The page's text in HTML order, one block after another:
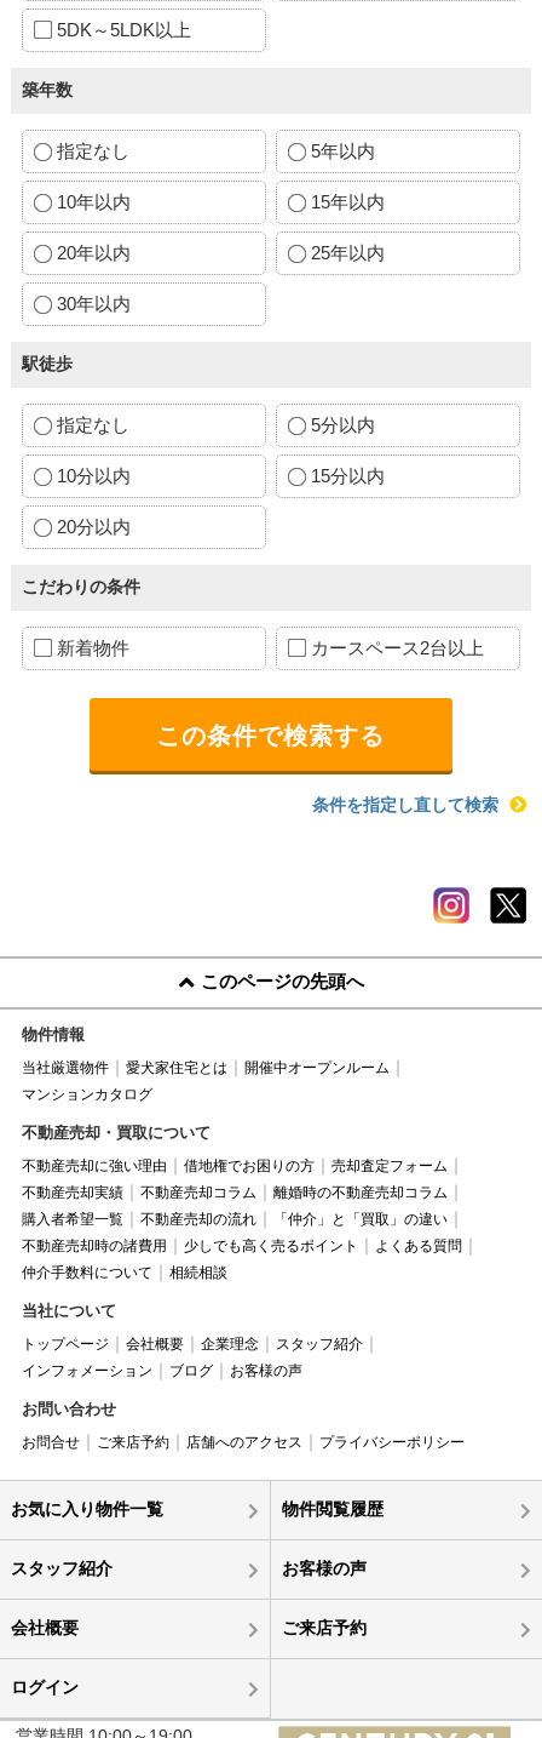
5DK～5LDK以上
築年数
指定なし 5年以内
10年以内 15年以内
20年以内 25年以内
30年以内
駅徒歩
指定なし 5分以内
10分以内 15分以内
20分以内
こだわりの条件
新着物件 カースペース2台以上
条件を指定し直して検索
このページの先頭へ
物件情報
当社厳選物件 愛犬家住宅とは
開催中オープンルーム
マンションカタログ
不動産売却・買取について
不動産売却に強い理由 借地権でお困りの方
売却査定フォーム
不動産売却実績
不動産売却コラム
離婚時の不動産売却コラム
購入者希望一覧
不動産売却の流れ
「仲介」と「買取」の違い
不動産売却時の諸費用
少しでも高く売るポイント
よくある質問
仲介手数料について
相続相談
当社について
トップページ 会社概要 企業理念
スタッフ紹介
インフォメーション
ブログ お客様の声
お問い合わせ
お問合せ ご来店予約 店舗へのアクセス プライバシーポリシー
お気に入り物件一覧 物件閲覧履歴
スタッフ紹介 お客様の声
会社概要 ご来店予約
ログイン